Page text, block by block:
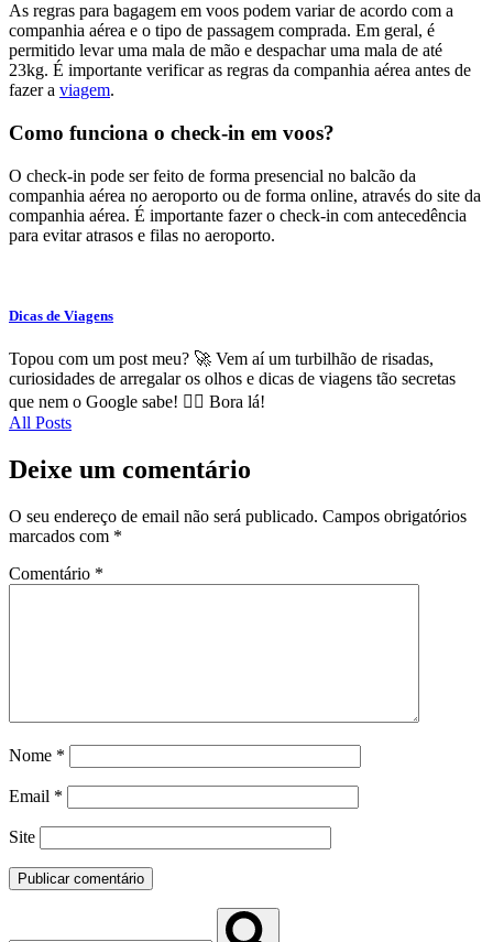
As regras para bagagem em voos podem variar de acordo com a
companhia aérea e o tipo de passagem comprada. Em geral, é
permitido levar uma mala de mão e despachar uma mala de até
23kg. É importante verificar as regras da companhia aérea antes de
fazer a viagem.
Como funciona o check-in em voos?
O check-in pode ser feito de forma presencial no balcão da
companhia aérea no aeroporto ou de forma online, através do site da
companhia aérea. É importante fazer o check-in com antecedência
para evitar atrasos e filas no aeroporto.
Dicas de Viagens
Topou com um post meu? 🚀 Vem aí um turbilhão de risadas,
curiosidades de arregalar os olhos e dicas de viagens tão secretas
que nem o Google sabe! 🕵️‍♂️ Bora lá!
All Posts
Deixe um comentário
O seu endereço de email não será publicado. Campos obrigatórios
marcados com *
Comentário *
Nome *
Email *
Site